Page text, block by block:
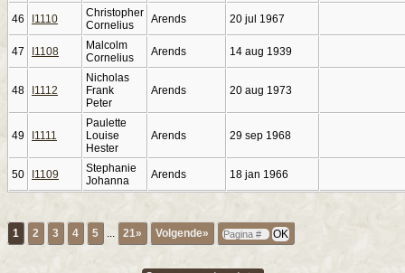
46 I1110
Christopher
Cornelius
Arends 20 jul 1967
47 I1108
Malcolm
Cornelius
Arends 14 aug 1939
48 I1112
Nicholas
Frank
Peter
Arends 20 aug 1973
49 I1111
Paulette
Louise
Hester
Arends 29 sep 1968
50 I1109
Stephanie
Johanna
Arends 18 jan 1966
1 2 3 4 5 ... 21» Volgende»